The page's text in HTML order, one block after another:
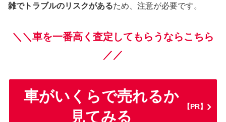
雑でトラブルのリスクがあるため、注意が必要です。
＼＼車を一番高く査定してもらうならこちら
／／
車がいくらで売れるか
見てみる
【PR】